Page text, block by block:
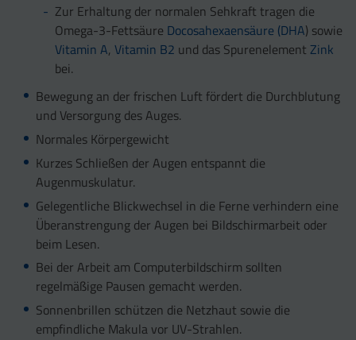
Zur Erhaltung der normalen Sehkraft tragen die
Omega-3-Fettsäure Docosahexaensäure (DHA) sowie
Vitamin A, Vitamin B2 und das Spurenelement Zink
bei.
Bewegung an der frischen Luft fördert die Durchblutung
und Versorgung des Auges.
Normales Körpergewicht
Kurzes Schließen der Augen entspannt die
Augenmuskulatur.
Gelegentliche Blickwechsel in die Ferne verhindern eine
Überanstrengung der Augen bei Bildschirmarbeit oder
beim Lesen.
Bei der Arbeit am Computerbildschirm sollten
regelmäßige Pausen gemacht werden.
Sonnenbrillen schützen die Netzhaut sowie die
empfindliche Makula vor UV-Strahlen.